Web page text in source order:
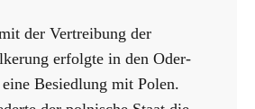
der Vertreibung der
erfolgte in den Oder-
Besiedlung mit Polen.